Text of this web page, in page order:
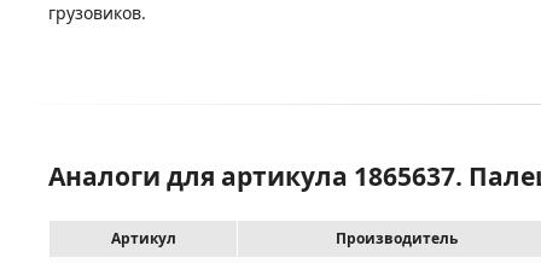
грузовиков.
Аналоги для артикула 1865637.
Артикул
Производитель